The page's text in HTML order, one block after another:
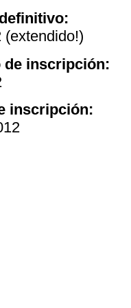
(extendido!)
de inscripción:
inscripción: